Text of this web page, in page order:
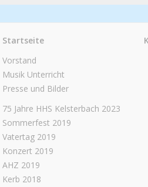
Startseite
Vorstand
Musik Unterricht
Presse und Bilder
75 Jahre HHS Kelsterbach 2023
Sommerfest 2019
Vatertag 2019
Konzert 2019
AHZ 2019
Kerb 2018